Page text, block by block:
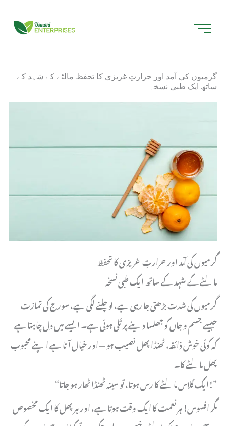
content
گرمیوں کی آمد اور حرارتِ غریزی کا تحفظ مالٹے کے شہد کے
ساتھ ایک طبی نسخہ
گرمیوں کی آمد اور حرارتِ غریزی کا تحفظ
مالٹے کے شہد کے ساتھ ایک طبی نسخہ
گرمیوں کی شدت بڑھتی جا رہی ہے، لو چلنے لگی ہے، سورج کی تمازت
جیسے جسم و جاں کو جھلسا دینے پر تُلی ہوئی ہے۔ ایسے میں دل چاہتا ہے
کہ کوئی خوش ذائقہ، ٹھنڈا پھل نصیب ہو — اور خیال آتا ہے اپنے محبوب
پھل مالٹے کا۔
“ایک گلاس مالٹے کا رس ہوتا، تو سینہ ٹھنڈا ٹھار ہو جاتا!”
مگر افسوس! ہر نعمت کا ایک وقت ہوتا ہے، اور ہر پھل کا ایک مخصوص